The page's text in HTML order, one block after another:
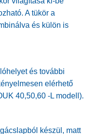
A tükör a
és külön is
és további
elérhető
40,50,60 -L modell).
készül, matt